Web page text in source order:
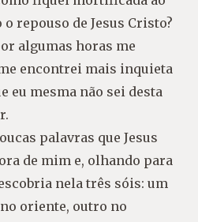
repouso de Jesus Cristo?
algumas horas me
encontrei mais inquieta
eu mesma não sei desta
palavras que Jesus
de mim e, olhando para
nela três sóis: um
oriente, outro no